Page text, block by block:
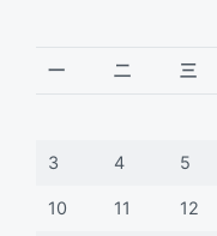
一 二 三
3 4 5
10 11 12